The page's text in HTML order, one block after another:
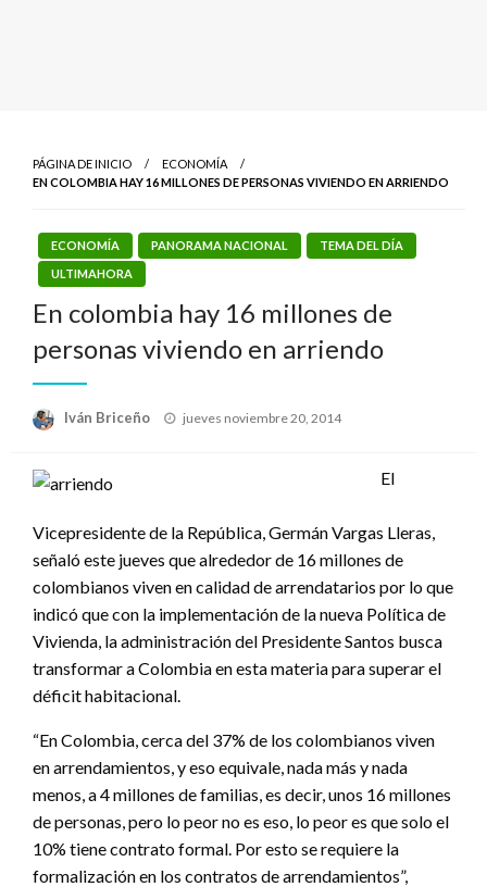
PÁGINA DE INICIO
ECONOMÍA
EN COLOMBIA HAY 16 MILLONES DE PERSONAS VIVIENDO EN ARRIENDO
ECONOMÍA PANORAMA NACIONAL
TEMA DEL DÍA
ULTIMAHORA
En colombia hay 16 millones de
personas viviendo en arriendo
Iván Briceño
Publicado
jueves noviembre 20, 2014
El
Vicepresidente de la República, Germán Vargas Lleras,
señaló este jueves que alrededor de 16 millones de
colombianos viven en calidad de arrendatarios por lo que
indicó que con la implementación de la nueva Política de
Vivienda, la administración del Presidente Santos busca
transformar a Colombia en esta materia para superar el
déficit habitacional.
“En Colombia, cerca del 37% de los colombianos viven
en arrendamientos, y eso equivale, nada más y nada
menos, a 4 millones de familias, es decir, unos 16 millones
de personas, pero lo peor no es eso, lo peor es que solo el
10% tiene contrato formal. Por esto se requiere la
formalización en los contratos de arrendamientos”,